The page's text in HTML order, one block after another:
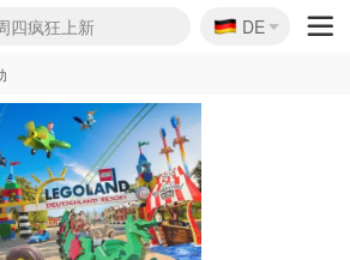
开抢！
四疯狂上新
&OtherStories大促
75折 随时失效
独家85折
Camper额外叠85折
闪促！每日更新
囤！5折起+叠9折
仅€192
🇩🇪
DE